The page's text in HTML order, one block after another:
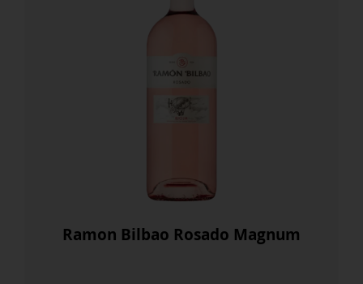
Ramon Bilbao Rosado Magnum